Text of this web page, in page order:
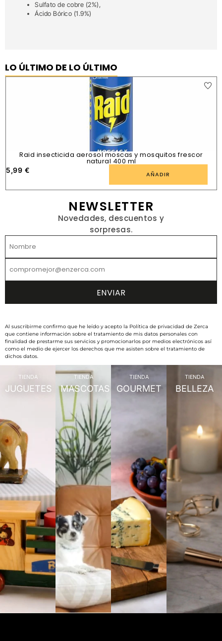
Sulfato de cobre (2%),
Ácido Bórico (1.9%)
LO ÚLTIMO DE LO ÚLTIMO
Raid insecticida aerosol moscas y mosquitos frescor
natural 400 ml
5,99 € AÑADIR
NEWSLETTER
Novedades, descuentos y
sorpresas.
Al suscribirme confirmo que he leído y acepto la Política de privacidad de Zerca
que contiene información sobre el tratamiento de mis datos personales con
finalidad de prestarme sus servicios y promocionarlos por medios electrónicos así
como el medio de ejercer los derechos que me asisten sobre el tratamiento de
dichos datos.
TIENDA
JUGUETES
TIENDA
MASCOTAS
TIENDA
GOURMET
TIENDA
BELLEZA